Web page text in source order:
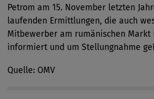
Petrom am 15. November letzten
laufenden Ermittlungen, die auch
Mitbewerber am rumänischen Markt
informiert und um Stellungnahme
Quelle: OMV